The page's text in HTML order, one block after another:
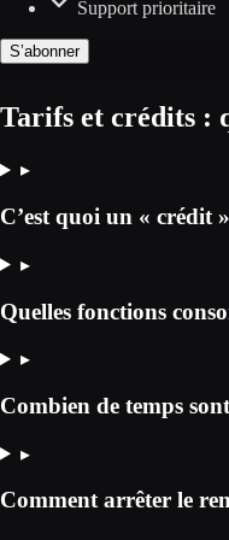
Support prioritaire
S’abonner
Tarifs et crédits :
▸
C’est quoi un « crédit
▸
Quelles fonctions
▸
Combien de temps
▸
Comment arrêter le